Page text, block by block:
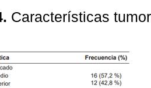
Características